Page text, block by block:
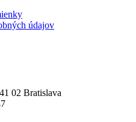
údajov
02 Bratislava